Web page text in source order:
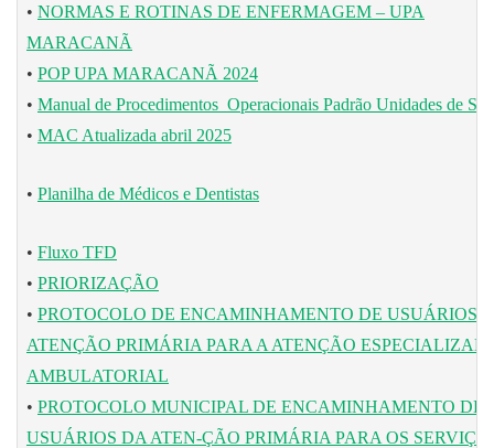
• NORMAS E ROTINAS DE ENFERMAGEM – UPA
MARACANÃ
• POP UPA MARACANÃ 2024
• Manual de Procedimentos Operacionais Padrão Unidades de
• MAC Atualizada abril 2025
• Planilha de Médicos e Dentistas
• Fluxo TFD
• PRIORIZAÇÃO
• PROTOCOLO DE ENCAMINHAMENTO DE USUÁRIOS
ATENÇÃO PRIMÁRIA PARA A ATENÇÃO
AMBULATORIAL
• PROTOCOLO MUNICIPAL DE ENCAMINHAMENTO DE
USUÁRIOS DA ATEN-ÇÃO PRIMÁRIA PARA OS